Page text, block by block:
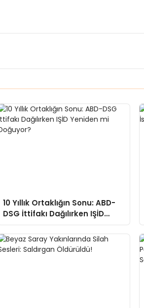
10 Yıllık Ortaklığın Sonu: ABD-
DSG İttifakı Dağılırken IŞİD
Yeniden mi Doğuyor?